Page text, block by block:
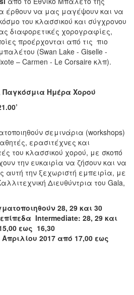
έρθουν να μας μαγέψουν και να
του κλασσικού και σύγχρονου
διαφορετικές χορογραφίες,
προέρχονται από τις πιο
(Swan Lake - Giselle -
– Carmen - Le Corsaire κλπ).
Παγκόσμια Ημέρα Χορού
σεμινάρια (workshops)
ερασιτέχνες και
του κλασσικού χορού, με σκοπό
την ευκαιρία να ζήσουν και να
αυτή την ξεχωριστή εμπειρία, με
Διευθύντρια του Gala,
ποιηθούν 28, 29 και 30
πίπεδα Intermediate: 28, 29 και
εως 16,30
Απριλίου 2017 από 17,00 εως